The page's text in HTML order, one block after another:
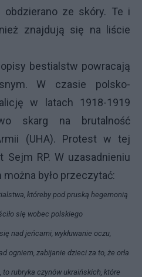
obdzierano ze skóry. Te i
znajdują się na liście
bestialstw powracają
W czasie polsko-
w latach 1918-1919
skarg na brutalność
(UHA). Protest w tej
Sejm RP. W uzasadnieniu
było przeczytać:
któreby pod pruską hegemonią
się wobec polskiego
nad jeńcami, wykłuwanie oczu,
ogniem, zabijanie dzieci za to, że orła
rubryka czynów ukraińskich, które